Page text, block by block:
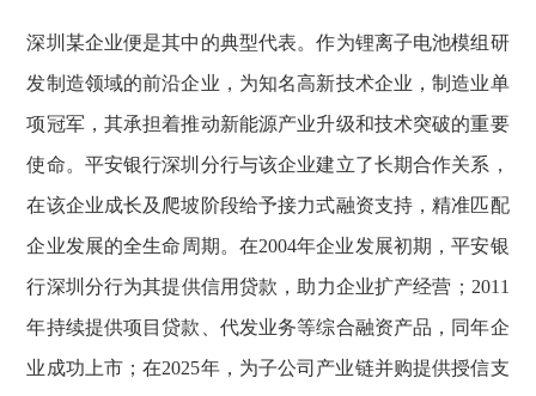
深圳某企业便是其中的典型代表。作为锂离子电池模组研
发制造领域的前沿企业，为知名高新技术企业，制造业单
项冠军，其承担着推动新能源产业升级和技术突破的重要
使命。平安银行深圳分行与该企业建立了长期合作关系，
在该企业成长及爬坡阶段给予接力式融资支持，精准匹配
企业发展的全生命周期。在2004年企业发展初期，平安银
行深圳分行为其提供信用贷款，助力企业扩产经营；2011
年持续提供项目贷款、代发业务等综合融资产品，同年企
业成功上市；在2025年，为子公司产业链并购提供授信支